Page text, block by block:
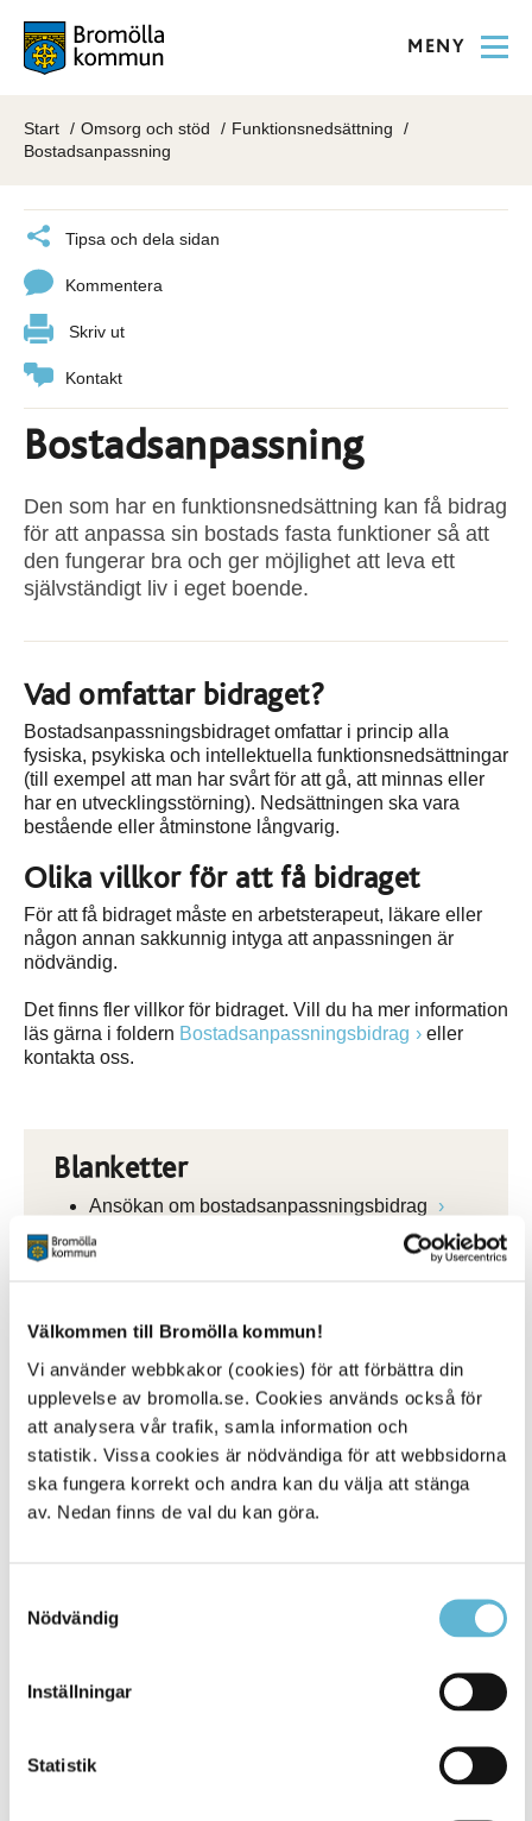
Välkommen till Bromölla kommun!
Vi använder webbkakor (cookies) för att förbättra din
upplevelse av bromolla.se. Cookies används också för
att analysera vår trafik, samla information och
statistik. Vissa cookies är nödvändiga för att webbsidorna
ska fungera korrekt och andra kan du välja att stänga
av. Nedan finns de val du kan göra.
Nödvändig
Inställningar
Statistik
MENY
Start Omsorg och stöd
Funktionsnedsättning
Bostadsanpassning
Tipsa och dela sidan
Kommentera
Skriv ut
Kontakt
Bostadsanpassning
Den som har en funktionsnedsättning kan få bidrag
för att anpassa sin bostads fasta funktioner så att
den fungerar bra och ger möjlighet att leva ett
självständigt liv i eget boende.
Vad omfattar bidraget?
Bostadsanpassningsbidraget omfattar i princip alla
fysiska, psykiska och intellektuella funktionsnedsättningar
(till exempel att man har svårt för att gå, att minnas eller
har en utvecklingsstörning). Nedsättningen ska vara
bestående eller åtminstone långvarig.
Olika villkor för att få bidraget
För att få bidraget måste en arbetsterapeut, läkare eller
någon annan sakkunnig intyga att anpassningen är
nödvändig.
Det finns fler villkor för bidraget. Vill du ha mer information
läs gärna i foldern Bostadsanpassningsbidrag
eller
kontakta oss.
Blanketter
Ansökan om bostadsanpassningsbidrag
Bilaga till ansökan, medgivande
besiktning
Fullmakt för anpassningsarbeten
Kontakt
Sidan senast uppdaterad: